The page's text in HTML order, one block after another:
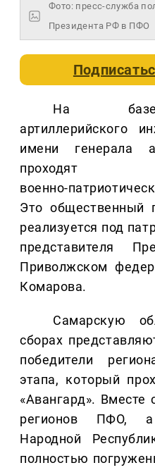
Фото: пресс-служба
Президента РФ в ПФО
На базе
артиллерийского
имени генерала
проходят
Это общественный
реализуется под
представителя
Приволжском
Комарова.
Самарскую
сборах
победители
этапа, который
«Авангард». Вместе
регионов ПФО,
Народной
полностью